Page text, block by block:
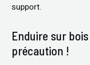
support.
Enduire sur
précaution !